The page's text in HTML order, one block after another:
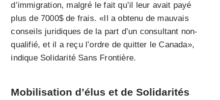
d’immigration, malgré le fait qu’il leur avait payé
plus de 7000$ de frais. «Il a obtenu de mauvais
conseils juridiques de la part d’un consultant non-
qualifié, et il a reçu l’ordre de quitter le Canada»,
indique Solidarité Sans Frontière.
Mobilisation d’élus et de Solidarités